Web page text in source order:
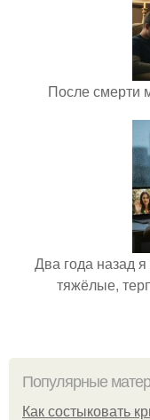
После смерти
Два года назад
тяжёлые,
Популярные
Как состыковать